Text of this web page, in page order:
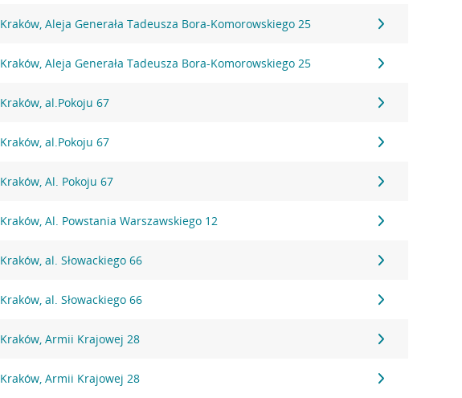
Kraków, Aleja Generała Tadeusza Bora-Komorowskiego 25
Kraków, Aleja Generała Tadeusza Bora-Komorowskiego 25
Kraków, al.Pokoju 67
Kraków, al.Pokoju 67
Kraków, Al. Pokoju 67
Kraków, Al. Powstania Warszawskiego 12
Kraków, al. Słowackiego 66
Kraków, al. Słowackiego 66
Kraków, Armii Krajowej 28
Kraków, Armii Krajowej 28